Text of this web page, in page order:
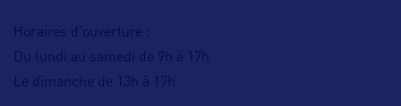
Horaires d’ouverture :
Du lundi au samedi de 9h à 17h
Le dimanche de 13h à 17h